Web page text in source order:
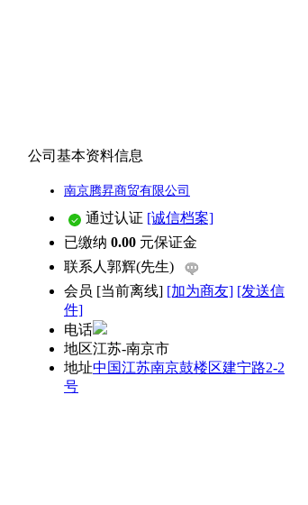
公司基本资料信息
南京腾昇商贸有限公司
通过认证 [诚信档案]
已缴纳 0.00 元保证金
联系人郭辉(先生)
会员 [当前离线] [加为商友] [发送信
件]
电话
地区江苏-南京市
地址中国江苏南京鼓楼区建宁路2-2
号